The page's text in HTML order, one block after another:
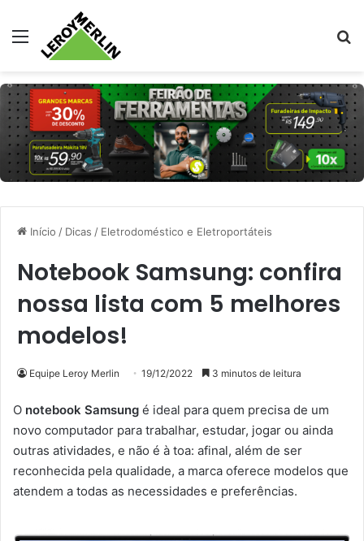
Menu
Início / Dicas / Eletrodoméstico e Eletroportáteis
Notebook Samsung: confira
nossa lista com 5 melhores
modelos!
Equipe Leroy Merlin 19/12/2022 3 minutos de leitura
O notebook Samsung é ideal para quem precisa de um
novo computador para trabalhar, estudar, jogar ou ainda
outras atividades, e não é à toa: afinal, além de ser
reconhecida pela qualidade, a marca oferece modelos que
atendem a todas as necessidades e preferências.